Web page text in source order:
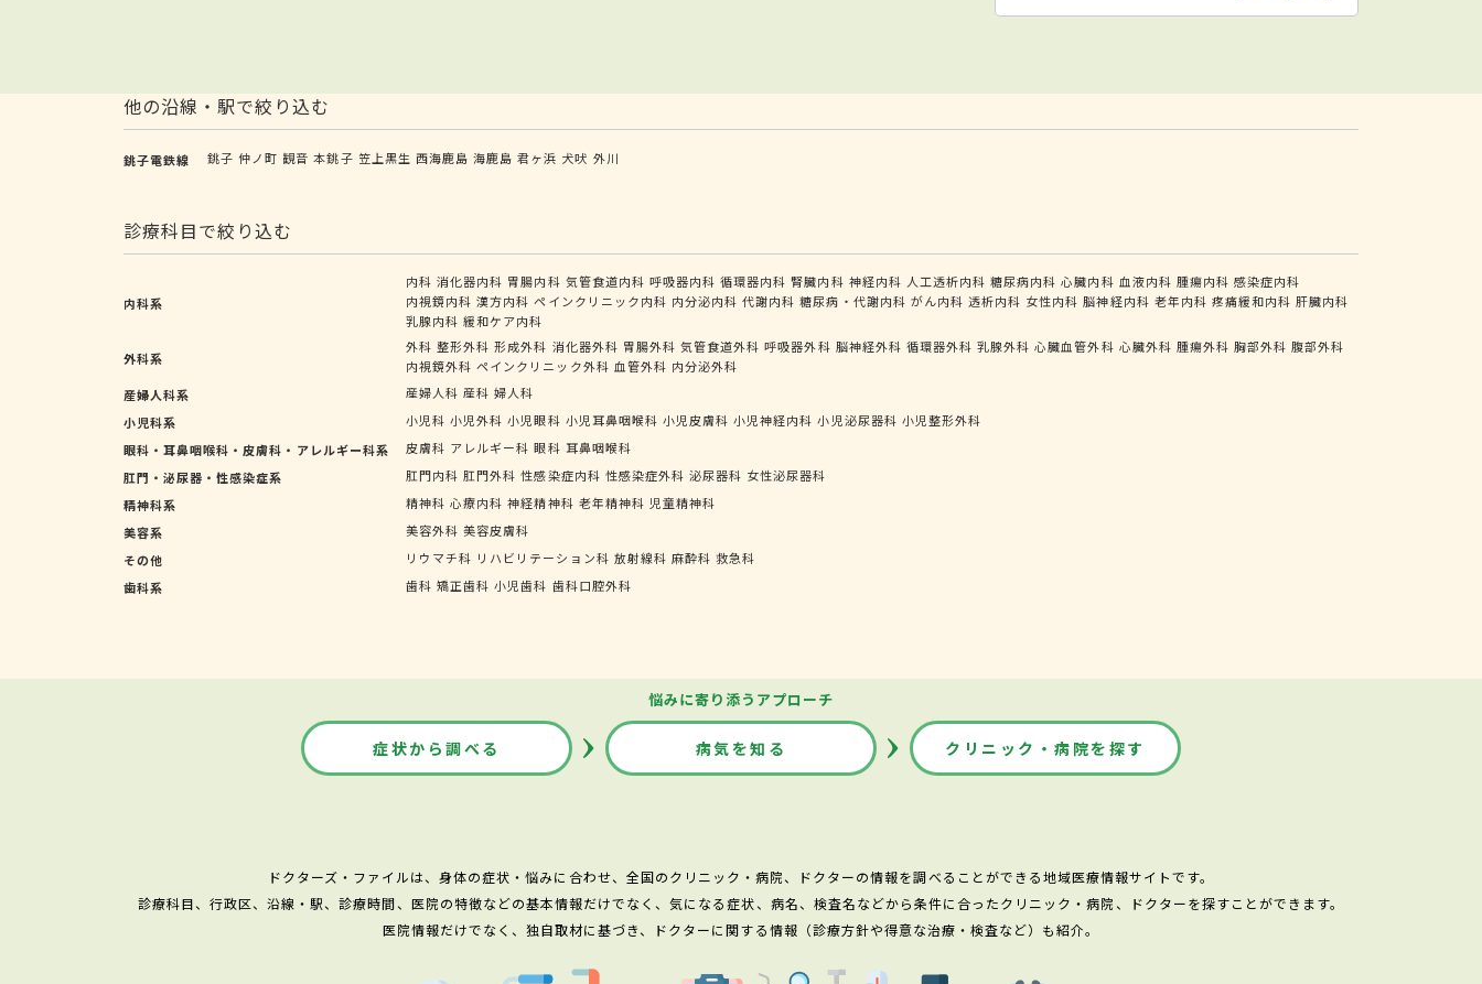
他の沿線・駅で絞り込む
銚子電鉄線 銚子 仲ノ町 観音 本銚子 笠上黒生 西海鹿島 海鹿島 君ヶ浜 犬吠 外川
診療科目で絞り込む
内科系
内科 消化器内科 胃腸内科 気管食道内科 呼吸器内科 循環器内科 腎臓内科 神経内科 人工透析内科 糖尿病内科 心臓内科 血液内科 腫瘍内科 感染症内科
内視鏡内科 漢方内科 ペインクリニック内科 内分泌内科 代謝内科 糖尿病・代謝内科 がん内科 透析内科 女性内科 脳神経内科 老年内科 疼痛緩和内科 肝臓内科
乳腺内科 緩和ケア内科
外科系
外科 整形外科 形成外科 消化器外科 胃腸外科 気管食道外科 呼吸器外科 脳神経外科 循環器外科 乳腺外科 心臓血管外科 心臓外科 腫瘍外科 胸部外科 腹部外科
内視鏡外科 ペインクリニック外科 血管外科 内分泌外科
産婦人科系
産婦人科 産科 婦人科
小児科系
小児科 小児外科 小児眼科 小児耳鼻咽喉科 小児皮膚科 小児神経内科 小児泌尿器科 小児整形外科
眼科・耳鼻咽喉科・皮膚科・アレルギー科系
皮膚科 アレルギー科 眼科 耳鼻咽喉科
肛門・泌尿器・性感染症系
肛門内科 肛門外科 性感染症内科 性感染症外科 泌尿器科 女性泌尿器科
精神科系
精神科 心療内科 神経精神科 老年精神科 児童精神科
美容系
美容外科 美容皮膚科
その他
リウマチ科 リハビリテーション科 放射線科 麻酔科 救急科
歯科系
歯科 矯正歯科 小児歯科 歯科口腔外科
悩みに寄り添うアプローチ
症状から調べる 病気を知る クリニック・病院を探す
ドクターズ・ファイルは、身体の症状・悩みに合わせ、全国のクリニック・病院、ドクターの情報を調べることができる地域医療情報サイトです。
診療科目、行政区、沿線・駅、診療時間、医院の特徴などの基本情報だけでなく、気になる症状、病名、検査名などから条件に合ったクリニック・病院、ドクターを探すことができます。
医院情報だけでなく、独自取材に基づき、ドクターに関する情報（診療方針や得意な治療・検査など）も紹介。